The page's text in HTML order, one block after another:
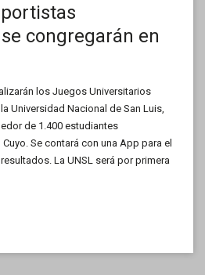
congregarán en
los Juegos Universitarios
Universidad Nacional de San Luis,
de 1.400 estudiantes
Se contará con una App para el
La UNSL será por primera